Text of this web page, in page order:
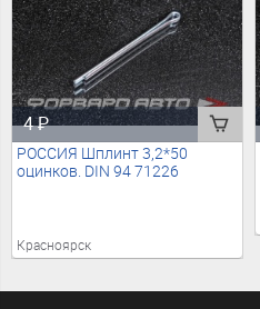
4₽
РОССИЯ Шплинт 3,2*50
оцинков. DIN 94 71226
Красноярск